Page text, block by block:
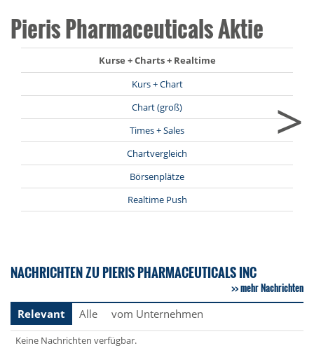
Pieris Pharmaceuticals Aktie
Kurse + Charts + Realtime
Kurs + Chart
Chart (groß)
Times + Sales
Chartvergleich
Börsenplätze
Realtime Push
>
NACHRICHTEN ZU PIERIS PHARMACEUTICALS INC
mehr Nachrichten
Relevant
Alle vom Unternehmen
Keine Nachrichten verfügbar.